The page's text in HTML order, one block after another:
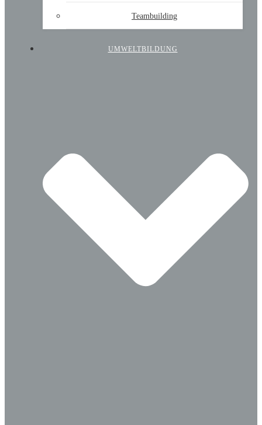
Teambuilding
UMWELTBILDUNG